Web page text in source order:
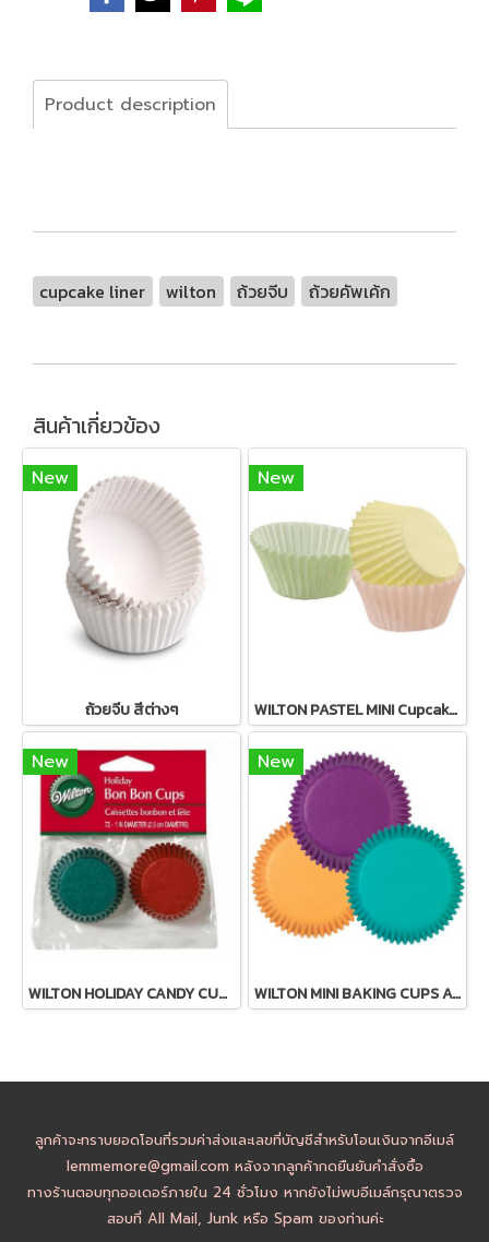
Product description
cupcake liner wilton ถ้วยจีบ ถ้วยคัพเค้ก
สินค้าเกี่ยวข้อง
New
ถ้วยจีบ สีต่างๆ
New
WILTON PASTEL MINI Cupcake Baking Cases 100 ใบ
New
WILTON HOLIDAY CANDY CUPS RED / GREEN MINI - 72 ใบ
New
WILTON MINI BAKING CUPS ASSORTED JEWEL COLORS 100 ใบ
ลูกค้าจะทราบยอดโอนที่รวมค่าส่งและเลขที่บัญชีสำหรับโอนเงินจากอีเมล์
lemmemore@gmail.com หลังจากลูกค้ากดยืนยันคำสั่งซื้อ
ทางร้านตอบทุกออเดอร์ภายใน 24 ชั่วโมง หากยังไม่พบอีเมล์กรุณาตรวจ
สอบที่ All Mail, Junk หรือ Spam ของท่านค่ะ